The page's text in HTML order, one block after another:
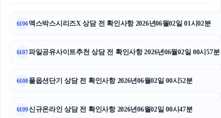
6106엑스박스시리즈X 상담 전 확인사항 2026년06월02일 01시02분
6107파일공유사이트추천 상담 전 확인사항 2026년06월02일 00시57분
6108풀옵션단기 상담 전 확인사항 2026년06월02일 00시52분
6109신규온라인 상담 전 확인사항 2026년06월02일 00시47분